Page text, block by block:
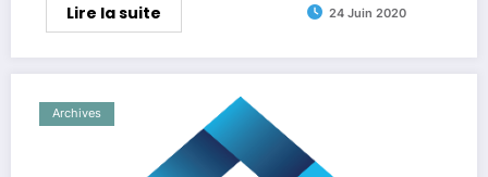
Lire la suite 24 Juin 2020
Archives